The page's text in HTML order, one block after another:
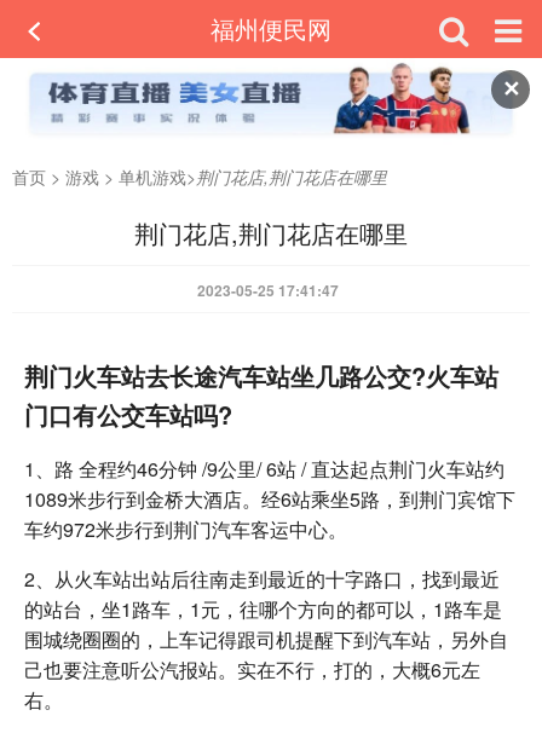
✕
福州便民网
首页 > 游戏 > 单机游戏>荆门花店,荆门花店在哪里
荆门花店,荆门花店在哪里
2023-05-25 17:41:47
荆门火车站去长途汽车站坐几路公交?火车站
门口有公交车站吗?
1、路 全程约46分钟 /9公里/ 6站 / 直达起点荆门火车站约
1089米步行到金桥大酒店。经6站乘坐5路，到荆门宾馆下
车约972米步行到荆门汽车客运中心。
2、从火车站出站后往南走到最近的十字路口，找到最近
的站台，坐1路车，1元，往哪个方向的都可以，1路车是
围城绕圈圈的，上车记得跟司机提醒下到汽车站，另外自
己也要注意听公汽报站。实在不行，打的，大概6元左
右。